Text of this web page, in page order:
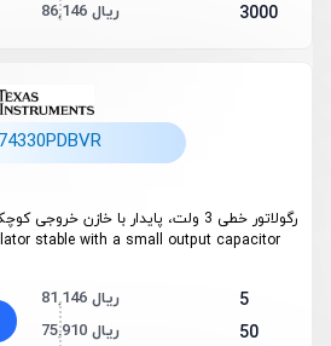
3000 86,146 ریال
رگولاتور خطی 3 ولت، پایدار با خازن خروجی کوچک (1µF)
stable with a small output capacitor
5 81,146 ریال
50 75,910 ریال